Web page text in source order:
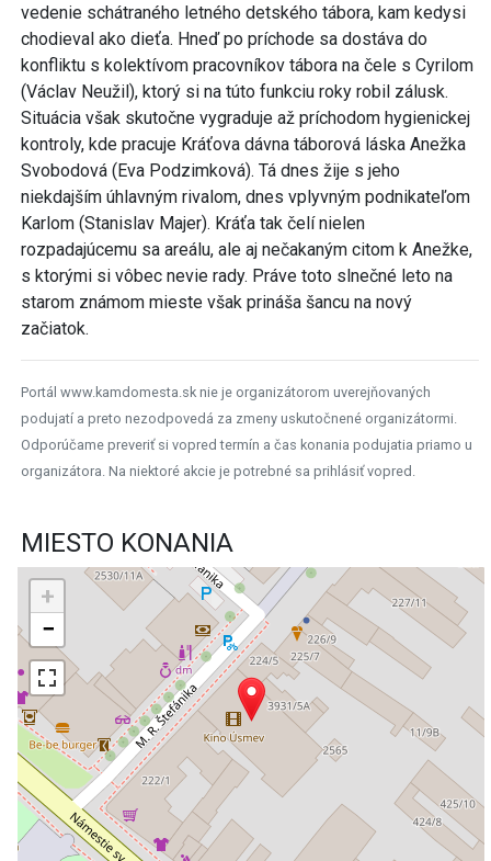
vedenie schátraného letného detského tábora, kam kedysi
chodieval ako dieťa. Hneď po príchode sa dostáva do
konfliktu s kolektívom pracovníkov tábora na čele s Cyrilom
(Václav Neužil), ktorý si na túto funkciu roky robil zálusk.
Situácia však skutočne vygraduje až príchodom hygienickej
kontroly, kde pracuje Kráťova dávna táborová láska Anežka
Svobodová (Eva Podzimková). Tá dnes žije s jeho
niekdajším úhlavným rivalom, dnes vplyvným podnikateľom
Karlom (Stanislav Majer). Kráťa tak čelí nielen
rozpadajúcemu sa areálu, ale aj nečakaným citom k Anežke,
s ktorými si vôbec nevie rady. Práve toto slnečné leto na
starom známom mieste však prináša šancu na nový
začiatok.
Portál www.kamdomesta.sk nie je organizátorom uverejňovaných
podujatí a preto nezodpovedá za zmeny uskutočnené organizátormi.
Odporúčame preveriť si vopred termín a čas konania podujatia priamo u
organizátora. Na niektoré akcie je potrebné sa prihlásiť vopred.
MIESTO KONANIA
+
−